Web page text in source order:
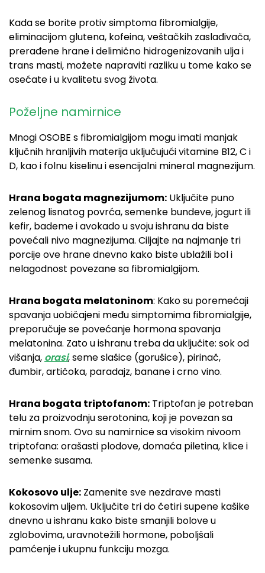
Kada se borite protiv simptoma fibromialgije,
eliminacijom glutena, kofeina, veštačkih zaslađivača,
prerađene hrane i delimično hidrogenizovanih ulja i
trans masti, možete napraviti razliku u tome kako se
osećate i u kvalitetu svog života.
Poželjne namirnice
Mnogi OSOBE s fibromialgijom mogu imati manjak
ključnih hranljivih materija uključujući vitamine B12, C i
D, kao i folnu kiselinu i esencijalni mineral magnezijum.
Hrana bogata magnezijumom: Uključite puno
zelenog lisnatog povrća, semenke bundeve, jogurt ili
kefir, bademe i avokado u svoju ishranu da biste
povećali nivo magnezijuma. Ciljajte na najmanje tri
porcije ove hrane dnevno kako biste ublažili bol i
nelagodnost povezane sa fibromialgijom.
Hrana bogata melatoninom: Kako su poremećaji
spavanja uobičajeni među simptomima fibromialgije,
preporučuje se povećanje hormona spavanja
melatonina. Zato u ishranu treba da uključite: sok od
višanja, orasi, seme slašice (gorušice), pirinač,
đumbir, artičoka, paradajz, banane i crno vino.
Hrana bogata triptofanom: Triptofan je potreban
telu za proizvodnju serotonina, koji je povezan sa
mirnim snom. Ovo su namirnice sa visokim nivoom
triptofana: orašasti plodove, domaća piletina, klice i
semenke susama.
Kokosovo ulje: Zamenite sve nezdrave masti
kokosovim uljem. Uključite tri do četiri supene kašike
dnevno u ishranu kako biste smanjili bolove u
zglobovima, uravnotežili hormone, poboljšali
pamćenje i ukupnu funkciju mozga.